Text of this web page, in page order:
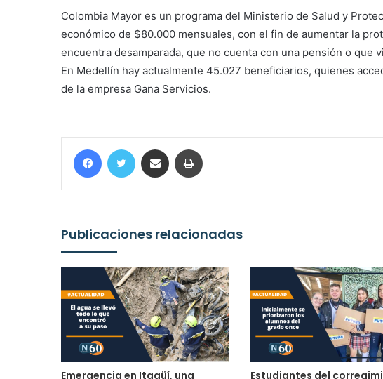
Colombia Mayor es un programa del Ministerio de Salud y
económico de $80.000 mensuales, con el fin de aumentar la
encuentra desamparada, que no cuenta con una pensión o que
En Medellín hay actualmente 45.027 beneficiarios, quienes
de la empresa Gana Servicios.
FacebookTwitter Compartir por correo electrónico
Publicaciones relacionadas
Emergencia en Itagüí, una Estudiantes del